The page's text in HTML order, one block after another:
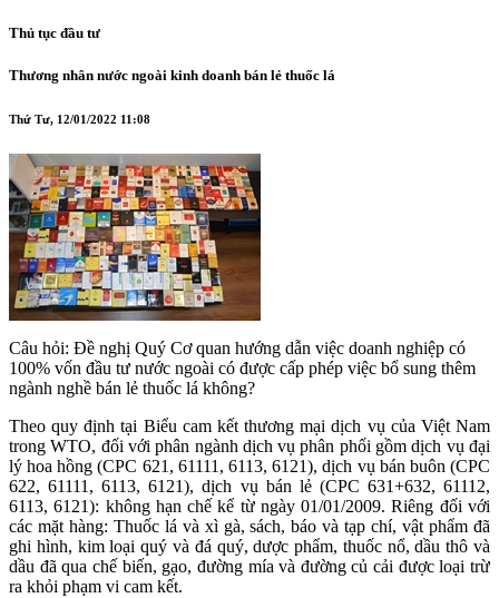
Thủ tục đầu tư
Thương nhân nước ngoài kinh doanh bán lẻ thuốc lá
Thứ Tư, 12/01/2022 11:08
Câu hỏi: Đề nghị Quý Cơ quan hướng dẫn việc doanh nghiệp có
100% vốn đầu tư nước ngoài có được cấp phép việc bổ sung thêm
ngành nghề bán lẻ thuốc lá không?
Theo quy định tại Biểu cam kết thương mại dịch vụ của Việt Nam
trong WTO, đối với phân ngành dịch vụ phân phối gồm dịch vụ đại
lý hoa hồng (CPC 621, 61111, 6113, 6121), dịch vụ bán buôn (CPC
622, 61111, 6113, 6121), dịch vụ bán lẻ (CPC 631+632, 61112,
6113, 6121): không hạn chế kể từ ngày 01/01/2009. Riêng đối với
các mặt hàng: Thuốc lá và xì gà, sách, báo và tạp chí, vật phẩm đã
ghi hình, kim loại quý và đá quý, dược phẩm, thuốc nổ, dầu thô và
dầu đã qua chế biến, gạo, đường mía và đường củ cải được loại trừ
ra khỏi phạm vi cam kết.